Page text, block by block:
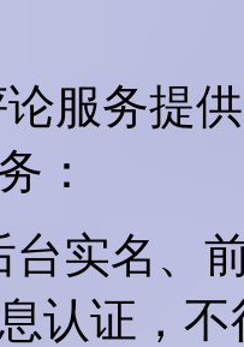
服务提
：
台实名、
认证，